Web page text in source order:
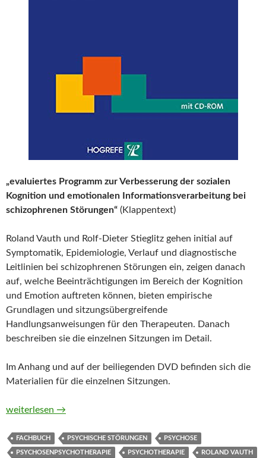
„evaluiertes Programm zur Verbesserung der sozialen
Kognition und emotionalen Informationsverarbeitung bei
schizophrenen Störungen“ (Klappentext)
Roland Vauth und Rolf-Dieter Stieglitz gehen initial auf
Symptomatik, Epidemiologie, Verlauf und diagnostische
Leitlinien bei schizophrenen Störungen ein, zeigen danach
auf, welche Beeinträchtigungen im Bereich der Kognition
und Emotion auftreten können, bieten empirische
Grundlagen und sitzungsübergreifende
Handlungsanweisungen für den Therapeuten. Danach
beschreiben sie die einzelnen Sitzungen im Detail.
Im Anhang und auf der beiliegenden DVD befinden sich die
Materialien für die einzelnen Sitzungen.
Training Emotionaler Intelligenz bei schizophrenen
weiterlesen →
FACHBUCH PSYCHISCHE STÖRUNGEN PSYCHOSE
PSYCHOSENPSYCHOTHERAPIE PSYCHOTHERAPIE ROLAND VAUTH